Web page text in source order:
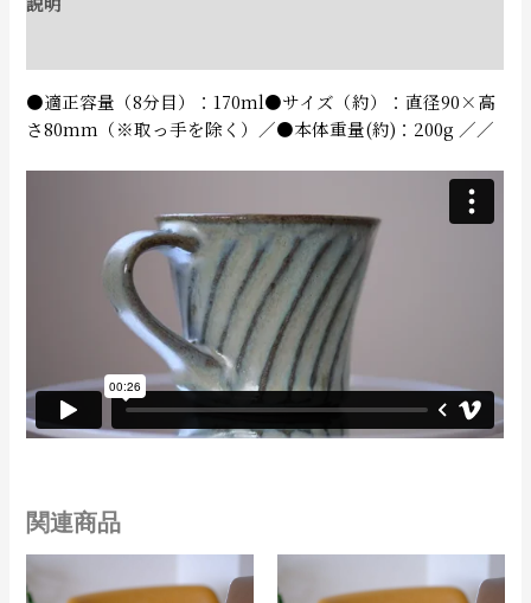
●適正容量（8分目）：170ml●サイズ（約）：直径90×高
さ80mm（※取っ手を除く）／●本体重量(約)：200g ／／
関連商品